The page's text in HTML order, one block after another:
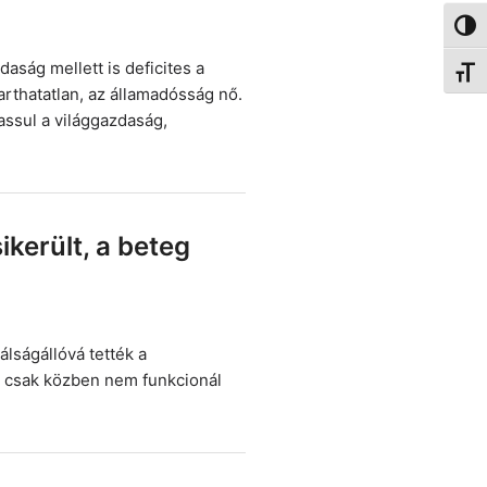
mellett is deficites a
az államadósság nő.
a világgazdaság,
a beteg
tették a
közben nem funkcionál